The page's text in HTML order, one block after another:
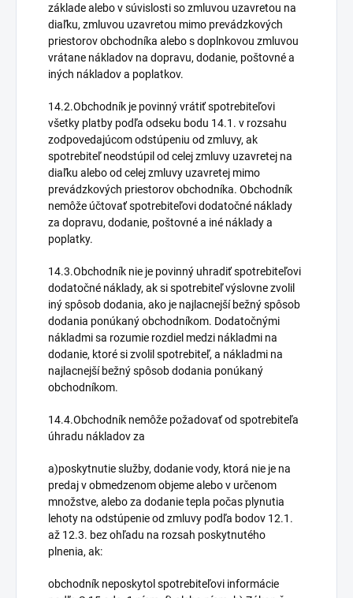
základe alebo v súvislosti so zmluvou uzavretou na
diaľku, zmluvou uzavretou mimo prevádzkových
priestorov obchodníka alebo s doplnkovou zmluvou
vrátane nákladov na dopravu, dodanie, poštovné a
iných nákladov a poplatkov.
14.2.Obchodník je povinný vrátiť spotrebiteľovi
všetky platby podľa odseku bodu 14.1. v rozsahu
zodpovedajúcom odstúpeniu od zmluvy, ak
spotrebiteľ neodstúpil od celej zmluvy uzavretej na
diaľku alebo od celej zmluvy uzavretej mimo
prevádzkových priestorov obchodníka. Obchodník
nemôže účtovať spotrebiteľovi dodatočné náklady
za dopravu, dodanie, poštovné a iné náklady a
poplatky.
14.3.Obchodník nie je povinný uhradiť spotrebiteľovi
dodatočné náklady, ak si spotrebiteľ výslovne zvolil
iný spôsob dodania, ako je najlacnejší bežný spôsob
dodania ponúkaný obchodníkom. Dodatočnými
nákladmi sa rozumie rozdiel medzi nákladmi na
dodanie, ktoré si zvolil spotrebiteľ, a nákladmi na
najlacnejší bežný spôsob dodania ponúkaný
obchodníkom.
14.4.Obchodník nemôže požadovať od spotrebiteľa
úhradu nákladov za
a)poskytnutie služby, dodanie vody, ktorá nie je na
predaj v obmedzenom objeme alebo v určenom
množstve, alebo za dodanie tepla počas plynutia
lehoty na odstúpenie od zmluvy podľa bodov 12.1.
až 12.3. bez ohľadu na rozsah poskytnutého
plnenia, ak:
obchodník neposkytol spotrebiteľovi informácie